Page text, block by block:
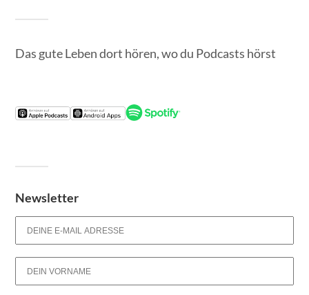
Das gute Leben dort hören, wo du Podcasts hörst
Newsletter